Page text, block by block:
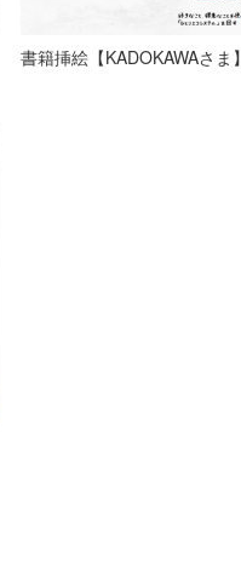
書籍挿絵【KADOKAWAさま】